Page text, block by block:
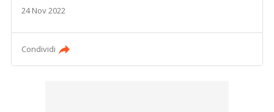
24 Nov 2022
Condividi